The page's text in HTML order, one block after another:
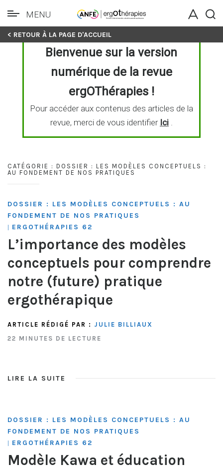
Skip
MENU
< RETOUR À LA PAGE D'ACCUEIL
Bienvenue sur la version
numérique de la revue
ergOThérapies !
Pour accéder aux contenus des articles de la
revue, merci de vous identifier Ici.
CATÉGORIE : DOSSIER : LES MODÈLES CONCEPTUELS :
AU FONDEMENT DE NOS PRATIQUES
DOSSIER : LES MODÈLES CONCEPTUELS : AU
FONDEMENT DE NOS PRATIQUES
| ERGOTHÉRAPIES 62
L’importance des modèles
conceptuels pour comprendre
notre (future) pratique
ergothérapique
ARTICLE RÉDIGÉ PAR : JULIE BILLIAUX
22 MINUTES DE LECTURE
LIRE LA SUITE
DOSSIER : LES MODÈLES CONCEPTUELS : AU
FONDEMENT DE NOS PRATIQUES
| ERGOTHÉRAPIES 62
Modèle Kawa et éducation